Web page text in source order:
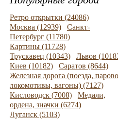
Ретро открытки (24086)
Москва (12939)
Санкт-
Петербург (11780)
Картины (11728)
Трускавец (10343)
Львов
Киев (10182)
Саратов (8644)
Железная дорога (поезда,
локомотивы, вагоны) (7127)
Кисловодск (7008)
Медали,
ордена, значки (6274)
Луганск (5103)